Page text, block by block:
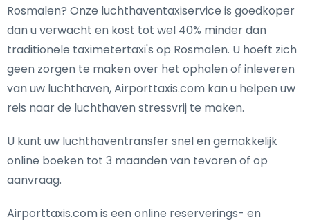
Rosmalen? Onze luchthaventaxiservice is goedkoper
dan u verwacht en kost tot wel 40% minder dan
traditionele taximetertaxi's op Rosmalen. U hoeft zich
geen zorgen te maken over het ophalen of inleveren
van uw luchthaven, Airporttaxis.com kan u helpen uw
reis naar de luchthaven stressvrij te maken.
U kunt uw luchthaventransfer snel en gemakkelijk
online boeken tot 3 maanden van tevoren of op
aanvraag.
Airporttaxis.com is een online reserverings- en